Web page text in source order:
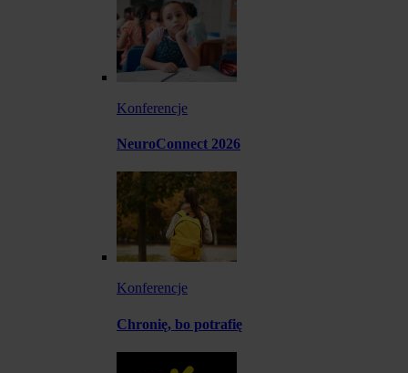
Konferencje
NeuroConnect 2026
Konferencje
Chronię, bo potrafię